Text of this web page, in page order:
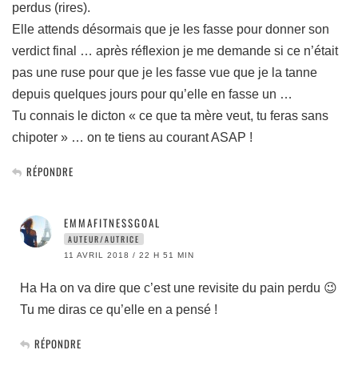
perdus (rires).
Elle attends désormais que je les fasse pour donner son
verdict final … après réflexion je me demande si ce n’était
pas une ruse pour que je les fasse vue que je la tanne
depuis quelques jours pour qu’elle en fasse un …
Tu connais le dicton « ce que ta mère veut, tu feras sans
chipoter » … on te tiens au courant ASAP !
RÉPONDRE
EMMAFITNESSGOAL
AUTEUR/AUTRICE
11 AVRIL 2018 / 22 H 51 MIN
Ha Ha on va dire que c’est une revisite du pain perdu 😉
Tu me diras ce qu’elle en a pensé !
RÉPONDRE